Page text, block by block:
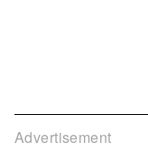
Advertisement